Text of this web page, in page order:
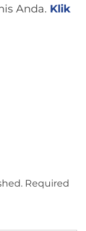
Anda. Klik
Required